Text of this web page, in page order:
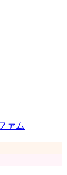
ァム